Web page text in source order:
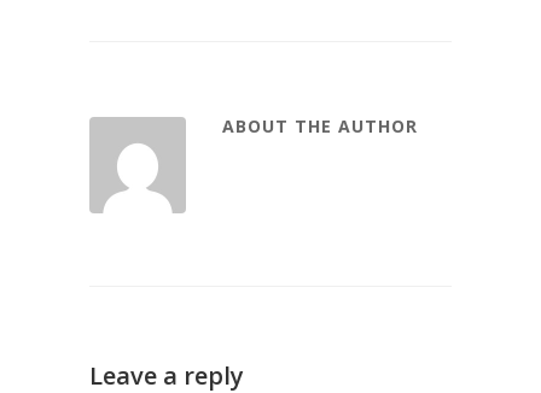
ABOUT THE AUTHOR
Leave a reply